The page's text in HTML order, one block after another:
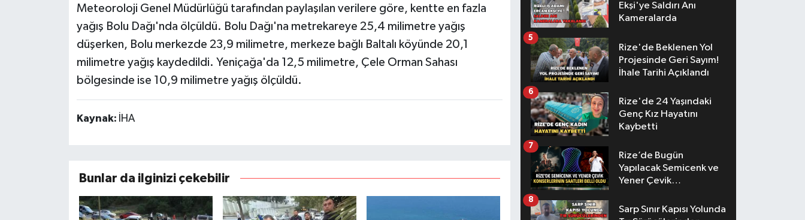
Meteoroloji Genel Müdürlüğü tarafından paylaşılan verilere göre, kentte en fazla
yağış Bolu Dağı'nda ölçüldü. Bolu Dağı'na metrekareye 25,4 milimetre yağış
düşerken, Bolu merkezde 23,9 milimetre, merkeze bağlı Baltalı köyünde 20,1
milimetre yağış kaydedildi. Yeniçağa'da 12,5 milimetre, Çele Orman Sahası
bölgesinde ise 10,9 milimetre yağış ölçüldü.
Kaynak: İHA
Bunlar da ilginizi çekebilir
Ekşi'ye Saldırı Anı
Kameralarda
Rize'de Beklenen Yol
Projesinde Geri Sayım!
İhale Tarihi Açıklandı
5
Rize'de 24 Yaşındaki
Genç Kız Hayatını
Kaybetti
6
Rize’de Bugün
Yapılacak Semicenk ve
Yener Çevik
Belli Oldu
7
Sarp Sınır Kapısı Yolunda
8